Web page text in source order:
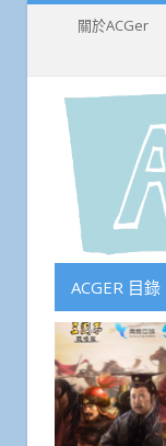
關於ACGer
ACGER 目錄